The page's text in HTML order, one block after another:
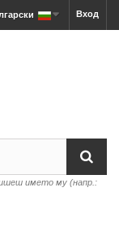
Вход
името му (напр.: